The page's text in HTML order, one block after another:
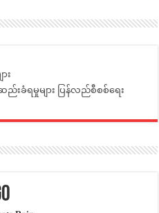
း
ည်းခံရမှုများ ပြန်လည်စီစစ်ရေး